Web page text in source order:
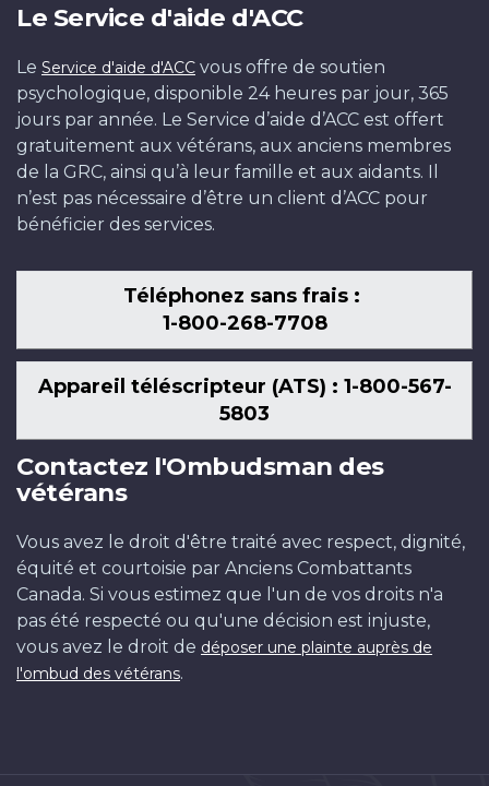
Le Service d'aide d'ACC
Le Service d'aide d'ACC vous offre de soutien
psychologique, disponible 24 heures par jour, 365
jours par année. Le Service d’aide d’ACC est offert
gratuitement aux vétérans, aux anciens membres
de la GRC, ainsi qu’à leur famille et aux aidants. Il
n’est pas nécessaire d’être un client d’ACC pour
bénéficier des services.
Téléphonez sans frais :
1-800-268-7708
Appareil téléscripteur (ATS) : 1-800-567-
5803
Contactez l'Ombudsman des
vétérans
Vous avez le droit d'être traité avec respect, dignité,
équité et courtoisie par Anciens Combattants
Canada. Si vous estimez que l'un de vos droits n'a
pas été respecté ou qu'une décision est injuste,
vous avez le droit de déposer une plainte auprès de
l'ombud des vétérans.